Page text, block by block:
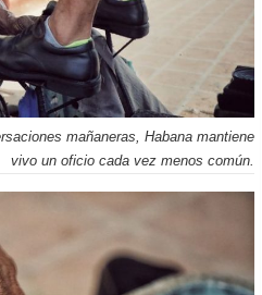
mañaneras, Habana mantiene
vivo un oficio cada vez menos común.